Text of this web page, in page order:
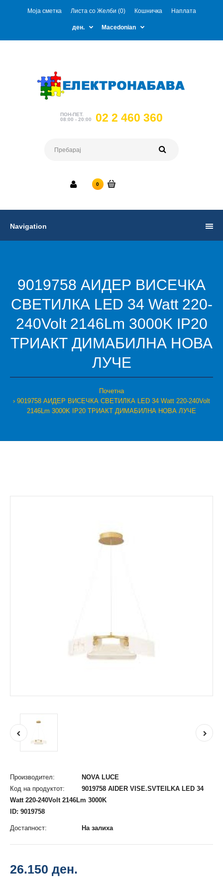
Моја сметка Листа со Желби (0) Кошничка Наплата
ден. Macedonian
ПОН-ПЕТ.
08:00 - 20:00
02 2 460 360
0
Navigation
9019758 АИДЕР ВИСЕЧКА
СВЕТИЛКА LED 34 Watt 220-
240Volt 2146Lm 3000K IP20
ТРИАКТ ДИМАБИЛНА НОВА
ЛУЧЕ
Почетна
9019758 АИДЕР ВИСЕЧКА СВЕТИЛКА LED 34 Watt 220-240Volt
2146Lm 3000K IP20 ТРИАКТ ДИМАБИЛНА НОВА ЛУЧЕ
Производител:
NOVA LUCE
Код на продуктот:
9019758 AIDER VISE.SVTEILKA LED 34
Watt 220-240Volt 2146Lm 3000K
ID: 9019758
Достапност: На залиха
26.150 ден.